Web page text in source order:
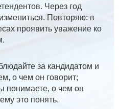
Через год
Повторяю: в
проявить уважение ко
за кандидатом и
о чем он говорит;
понимаете, о чем он
это понять.